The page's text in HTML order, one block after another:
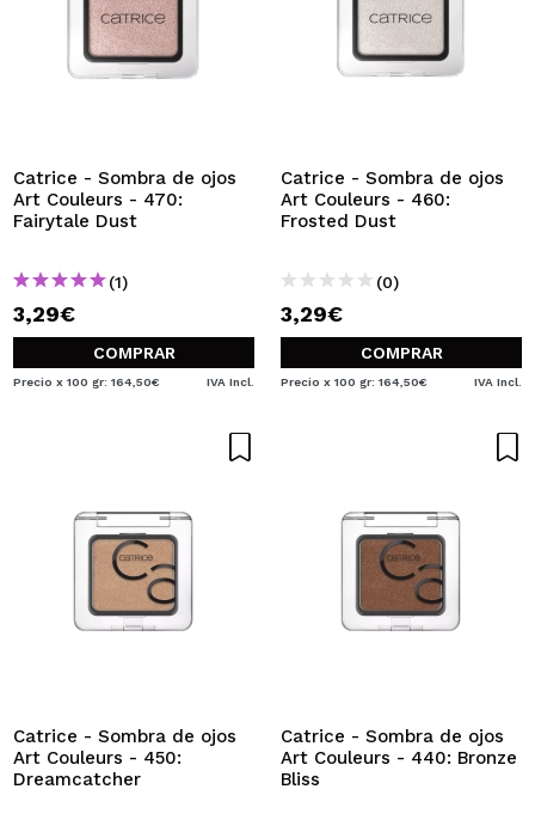
Catrice - Sombra de ojos
Art Couleurs - 470:
Fairytale Dust
(1)
3,29€
COMPRAR
Precio x 100 gr: 164,50€ IVA Incl.
Catrice - Sombra de ojos
Art Couleurs - 460:
Frosted Dust
(0)
3,29€
COMPRAR
Precio x 100 gr: 164,50€ IVA Incl.
Catrice - Sombra de ojos
Art Couleurs - 450:
Dreamcatcher
Catrice - Sombra de ojos
Art Couleurs - 440: Bronze
Bliss